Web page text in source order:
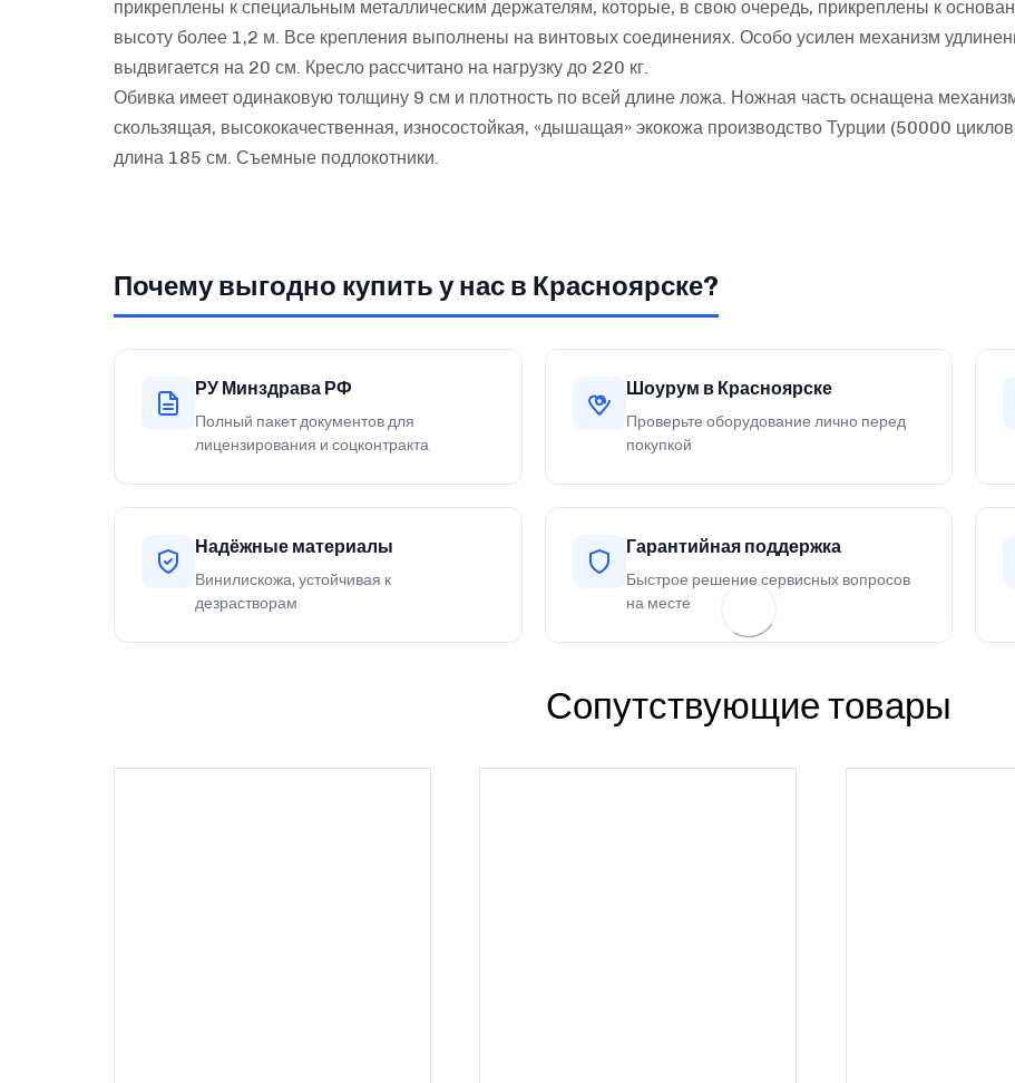
прикреплены к специальным металлическим держателям, которые, в свою очередь, прикреплены к
высоту более 1,2 м. Все крепления выполнены на винтовых соединениях. Особо усилен механизм
выдвигается на 20 см. Кресло рассчитано на нагрузку до 220 кг.
Обивка имеет одинаковую толщину 9 см и плотность по всей длине ложа. Ножная часть оснащена
скользящая, высококачественная, износостойкая, «дышащая» экокожа производство Турции (50000
длина 185 см. Съемные подлокотники.
Почему выгодно купить у нас в Красноярске?
РУ Минздрава РФ
Полный пакет документов для
лицензирования и соцконтракта
Шоурум в Красноярске
Проверьте оборудование лично перед
покупкой
Надёжные материалы
Винилискожа, устойчивая к
дезрастворам
Гарантийная поддержка
Быстрое решение сервисных вопросов
на месте
Сопутствующие товары